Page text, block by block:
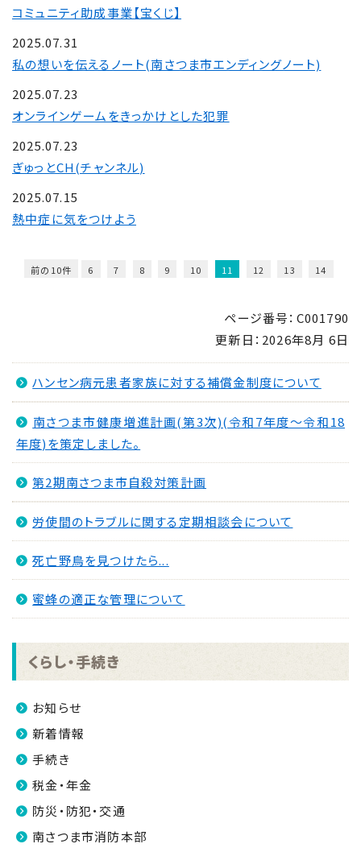
コミュニティ助成事業【宝くじ】
2025.07.31
私の想いを伝えるノート(南さつま市エンディングノート)
2025.07.23
オンラインゲームをきっかけとした犯罪
2025.07.23
ぎゅっとCH(チャンネル)
2025.07.15
熱中症に気をつけよう
前の10件 6 7 8 9 10 11 12 13
14
ページ番号：C001790
更新日： 2026年8月 6日
ハンセン病元患者家族に対する補償金制度について
南さつま市健康増進計画(第3次)(令和7年度～令和18
年度)を策定しました。
第2期南さつま市自殺対策計画
労使間のトラブルに関する定期相談会について
死亡野鳥を見つけたら...
蜜蜂の適正な管理について
くらし・手続き
お知らせ
新着情報
手続き
税金・年金
防災・防犯・交通
南さつま市消防本部